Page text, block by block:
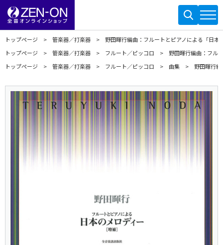
トップページ 管楽器／打楽器
野田暉行編曲：フルートとピアノによる「日本
トップページ
管楽器／打楽器 フルート／ピッコロ
野田暉行編曲：フル
トップページ
管楽器／打楽器 フルート／ピッコロ 曲集 野田暉行